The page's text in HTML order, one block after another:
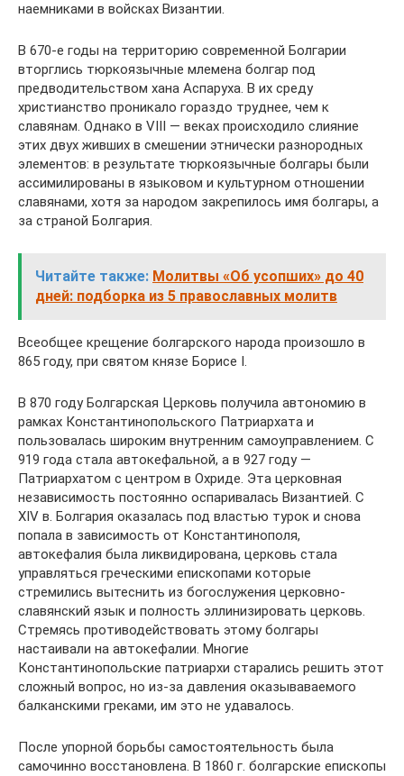
наемниками в войсках Византии.
В 670-е годы на территорию современной Болгарии
вторглись тюркоязычные млемена болгар под
предводительством хана Аспаруха. В их среду
христианство проникало гораздо труднее, чем к
славянам. Однако в VIII — веках происходило слияние
этих двух живших в смешении этнически разнородных
элементов: в результате тюркоязычные болгары были
ассимилированы в языковом и культурном отношении
славянами, хотя за народом закрепилось имя болгары, а
за страной Болгария.
Читайте также: Молитвы «Об усопших» до 40
дней: подборка из 5 православных молитв
Всеобщее крещение болгарского народа произошло в
865 году, при святом князе Борисе I.
В 870 году Болгарская Церковь получила автономию в
рамках Константинопольского Патриархата и
пользовалась широким внутренним самоуправлением. С
919 года стала автокефальной, а в 927 году —
Патриархатом с центром в Охриде. Эта церковная
независимость постоянно оспаривалась Византией. С
XIV в. Болгария оказалась под властью турок и снова
попала в зависимость от Константинополя,
автокефалия была ликвидирована, церковь стала
управляться греческими епископами которые
стремились вытеснить из богослужения церковно-
славянский язык и полность эллинизировать церковь.
Стремясь противодействовать этому болгары
настаивали на автокефалии. Многие
Константинопольские патриархи старались решить этот
сложный вопрос, но из-за давления оказываваемого
балканскими греками, им это не удавалось.
После упорной борьбы самостоятельность была
самочинно восстановлена. В 1860 г. болгарские епископы